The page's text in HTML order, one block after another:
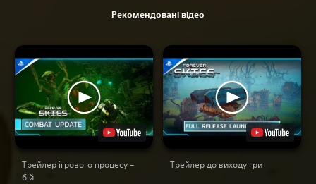
Рекомендовані відео
Трейлер ігрового процесу –
бій
Трейлер до виходу гри